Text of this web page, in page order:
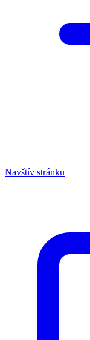
Navštív stránku